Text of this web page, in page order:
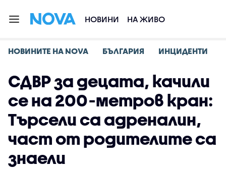
НОВИНИ НА ЖИВО
НОВИНИТЕ НА NOVA БЪЛГАРИЯ ИНЦИДЕНТИ
СДВР за децата, качили
се на 200-метров кран:
Търсели са адреналин,
част от родителите са
знаели